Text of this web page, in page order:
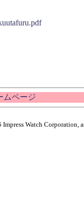
ムページ
Watch Corporation,